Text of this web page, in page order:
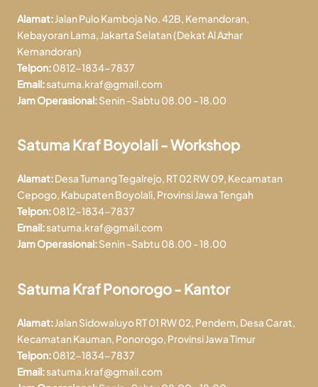
Alamat: Jalan Pulo Kamboja No. 42B, Kemandoran,
Kebayoran Lama, Jakarta Selatan (Dekat Al Azhar
Kemandoran)
Telpon:0812-1834-7837
Email:satuma.kraf@gmail.com
Jam Operasional:Senin -Sabtu 08.00 - 18.00
Satuma Kraf Boyolali - Workshop
Alamat:Desa Tumang Tegalrejo, RT 02 RW 09, Kecamatan
Cepogo, Kabupaten Boyolali, Provinsi Jawa Tengah
Telpon:0812-1834-7837
Email:satuma.kraf@gmail.com
Jam Operasional:Senin -Sabtu 08.00 - 18.00
Satuma Kraf Ponorogo - Kantor
Alamat: Jalan Sidowaluyo RT 01 RW 02, Pendem, Desa Carat,
Kecamatan Kauman, Ponorogo, Provinsi Jawa Timur
Telpon:0812-1834-7837
Email:satuma.kraf@gmail.com